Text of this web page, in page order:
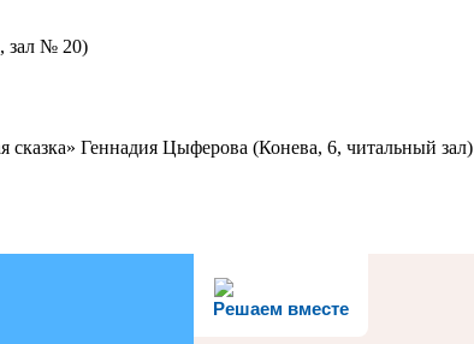
зал № 20)
Геннадия Цыферова (Конева, 6, читальный зал)
Решаем вместе